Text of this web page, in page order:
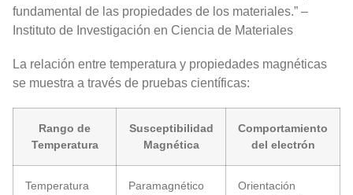
fundamental de las propiedades de los materiales.” –
Instituto de Investigación en Ciencia de Materiales
La relación entre temperatura y propiedades magnéticas
se muestra a través de pruebas científicas:
Rango de
Temperatura
Susceptibilidad
Magnética
Comportamiento
del electrón
Temperatura
Paramagnético
Orientación